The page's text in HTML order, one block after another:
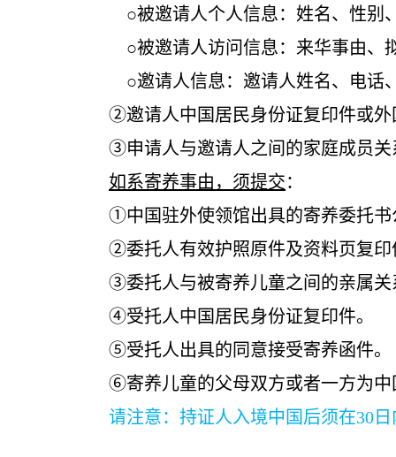
○被邀请人个人信息：姓名、性别、
○被邀请人访问信息：来华事由、拟抵达
○邀请人信息：邀请人姓名、电话、
②邀请人中国居民身份证复印件或外国
③申请人与邀请人之间的家庭成员关系证
如系寄养事由，须提交：
①中国驻外使领馆出具的寄养委托书公证
②委托人有效护照原件及资料页复印
③委托人与被寄养儿童之间的亲属关系证
④受托人中国居民身份证复印件。
⑤受托人出具的同意接受寄养函件。
⑥寄养儿童的父母双方或者一方为中国公
请注意：持证人入境中国后须在30日内向